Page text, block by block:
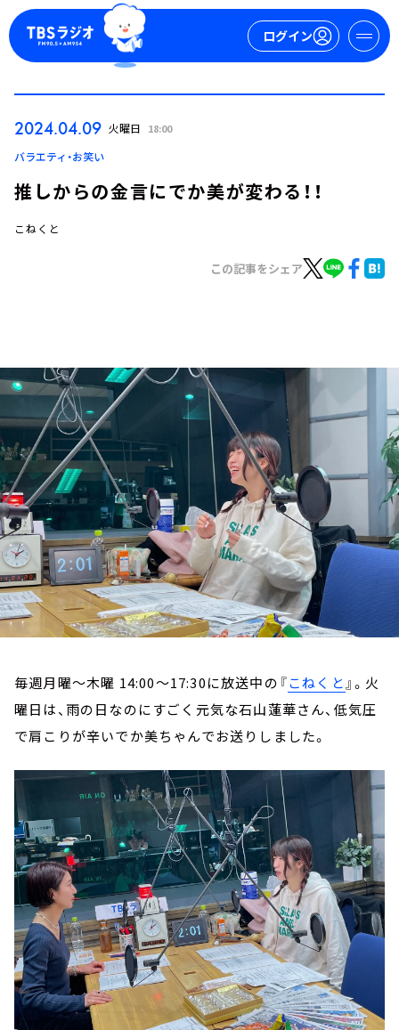
ログイン
ログイン
トピックス
TBS Podcast
お知らせ
イベント・グッズ
YouTube
会社情報
2024.04.09 火曜日 18:00
バラエティ・お笑い
推しからの金言にでか美が変わる！！
こねくと
この記事をシェア
毎週月曜～木曜 14:00～17:30に放送中の『こねくと』。火
曜日は、雨の日なのにすごく元気な石山蓮華さん、低気圧
で肩こりが辛いでか美ちゃんでお送りしました。